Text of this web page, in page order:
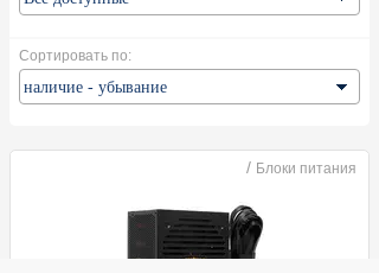
Сортировать по:
/ Блоки питания